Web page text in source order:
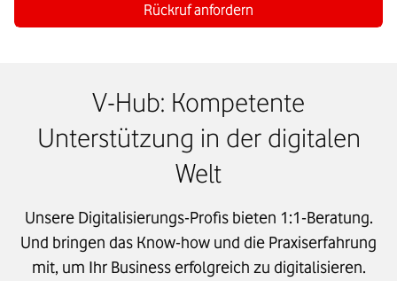
Rückruf anfordern
V-Hub: Kompetente
Unterstützung in der digitalen
Welt
Unsere Digitalisierungs-Profis bieten 1:1-Beratung.
Und bringen das Know-how und die Praxiserfahrung
mit, um Ihr Business erfolgreich zu digitalisieren.